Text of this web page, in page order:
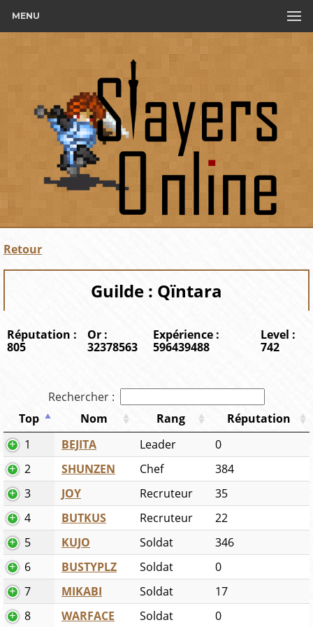
MENU
Retour
Guilde : Qïntara
Réputation :
805
Or :
32378563
Expérience :
596439488
Level :
742
Rechercher :
Top
Nom Rang
Réputation
1
BEJITA Leader
0
2
SHUNZEN Chef
384
3
JOY Recruteur
35
4
BUTKUS Recruteur
22
5
KUJO Soldat
346
6
BUSTYPLZ Soldat
0
7
MIKABI Soldat
17
8
WARFACE Soldat 0